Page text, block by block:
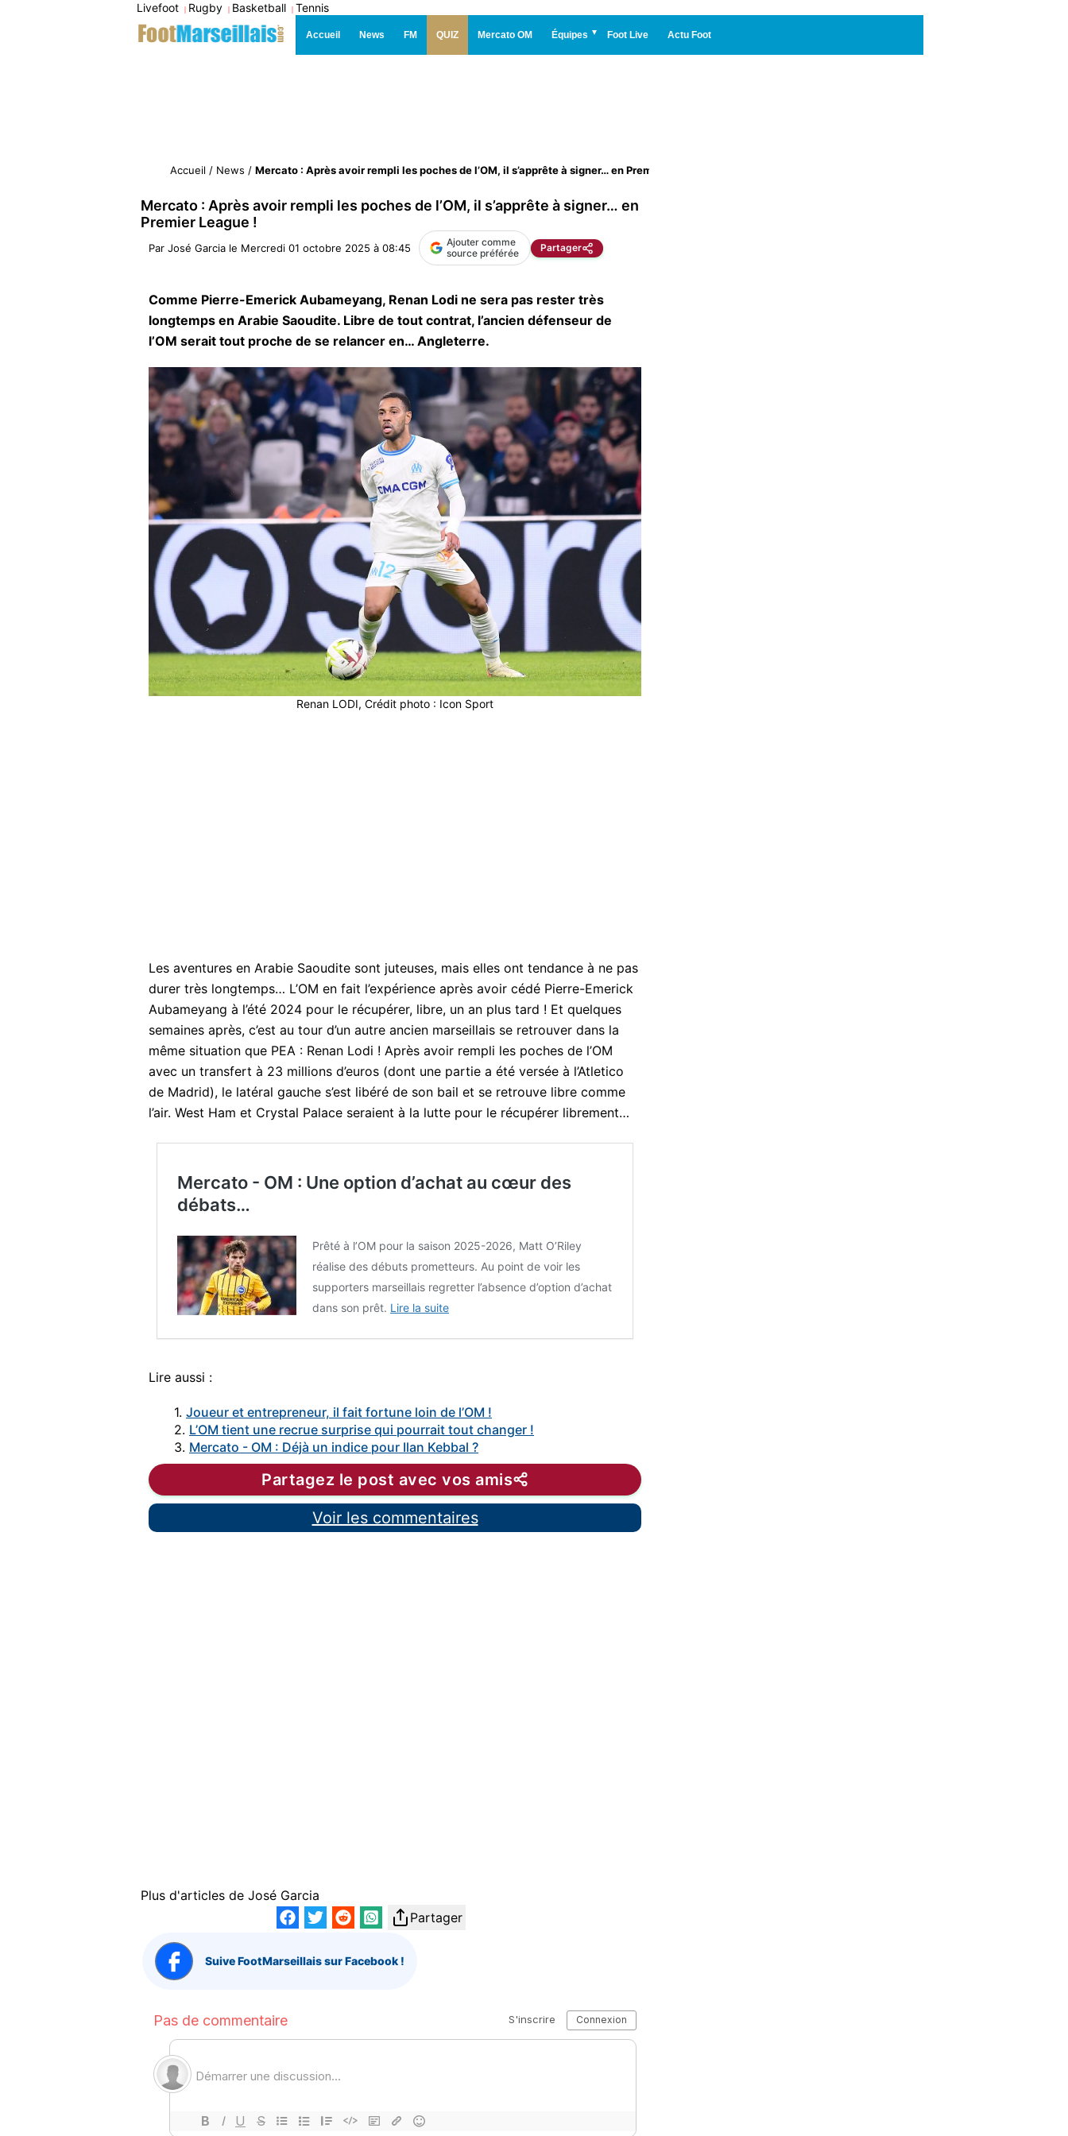
Livefoot | Rugby | Basketball | Tennis
Accueil News FM QUIZ Mercato OM Équipes Foot Live Actu Foot
Accueil / News / Mercato : Après avoir rempli les poches de l’OM, il s’apprête à signer… en Premier League !
Mercato : Après avoir rempli les poches de l’OM, il s’apprête à signer… en
Premier League !
Par José Garcia le Mercredi 01 octobre 2025 à 08:45
Ajouter comme
source préférée
Partager
Comme Pierre-Emerick Aubameyang, Renan Lodi ne sera pas rester très
longtemps en Arabie Saoudite. Libre de tout contrat, l’ancien défenseur de
l’OM serait tout proche de se relancer en… Angleterre.
Renan LODI, Crédit photo : Icon Sport
Les aventures en Arabie Saoudite sont juteuses, mais elles ont tendance à ne pas
durer très longtemps… L’OM en fait l’expérience après avoir cédé Pierre-Emerick
Aubameyang à l’été 2024 pour le récupérer, libre, un an plus tard ! Et quelques
semaines après, c’est au tour d’un autre ancien marseillais se retrouver dans la
même situation que PEA : Renan Lodi ! Après avoir rempli les poches de l’OM
avec un transfert à 23 millions d’euros (dont une partie a été versée à l’Atletico
de Madrid), le latéral gauche s’est libéré de son bail et se retrouve libre comme
l’air. West Ham et Crystal Palace seraient à la lutte pour le récupérer librement…
Mercato - OM : Une option d’achat au cœur des
débats…
Prêté à l’OM pour la saison 2025-2026, Matt O’Riley
réalise des débuts prometteurs. Au point de voir les
supporters marseillais regretter l’absence d’option d’achat
dans son prêt. Lire la suite
Lire aussi :
1. Joueur et entrepreneur, il fait fortune loin de l’OM !
2. L’OM tient une recrue surprise qui pourrait tout changer !
3. Mercato - OM : Déjà un indice pour Ilan Kebbal ?
Partagez le post avec vos amis
Voir les commentaires
Plus d'articles de José Garcia
Partager
Suive FootMarseillais sur Facebook !